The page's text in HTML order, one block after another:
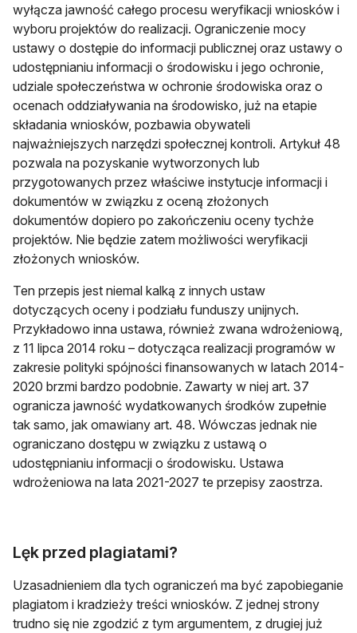
wyłącza jawność całego procesu weryfikacji wniosków i
wyboru projektów do realizacji. Ograniczenie mocy
ustawy o dostępie do informacji publicznej oraz ustawy o
udostępnianiu informacji o środowisku i jego ochronie,
udziale społeczeństwa w ochronie środowiska oraz o
ocenach oddziaływania na środowisko, już na etapie
składania wniosków, pozbawia obywateli
najważniejszych narzędzi społecznej kontroli. Artykuł 48
pozwala na pozyskanie wytworzonych lub
przygotowanych przez właściwe instytucje informacji i
dokumentów w związku z oceną złożonych
dokumentów dopiero po zakończeniu oceny tychże
projektów. Nie będzie zatem możliwości weryfikacji
złożonych wniosków.
Ten przepis jest niemal kalką z innych ustaw
dotyczących oceny i podziału funduszy unijnych.
Przykładowo inna ustawa, również zwana wdrożeniową,
z 11 lipca 2014 roku – dotycząca realizacji programów w
zakresie polityki spójności finansowanych w latach 2014-
2020 brzmi bardzo podobnie. Zawarty w niej art. 37
ogranicza jawność wydatkowanych środków zupełnie
tak samo, jak omawiany art. 48. Wówczas jednak nie
ograniczano dostępu w związku z ustawą o
udostępnianiu informacji o środowisku. Ustawa
wdrożeniowa na lata 2021-2027 te przepisy zaostrza.
Lęk przed plagiatami?
Uzasadnieniem dla tych ograniczeń ma być zapobieganie
plagiatom i kradzieży treści wniosków. Z jednej strony
trudno się nie zgodzić z tym argumentem, z drugiej już